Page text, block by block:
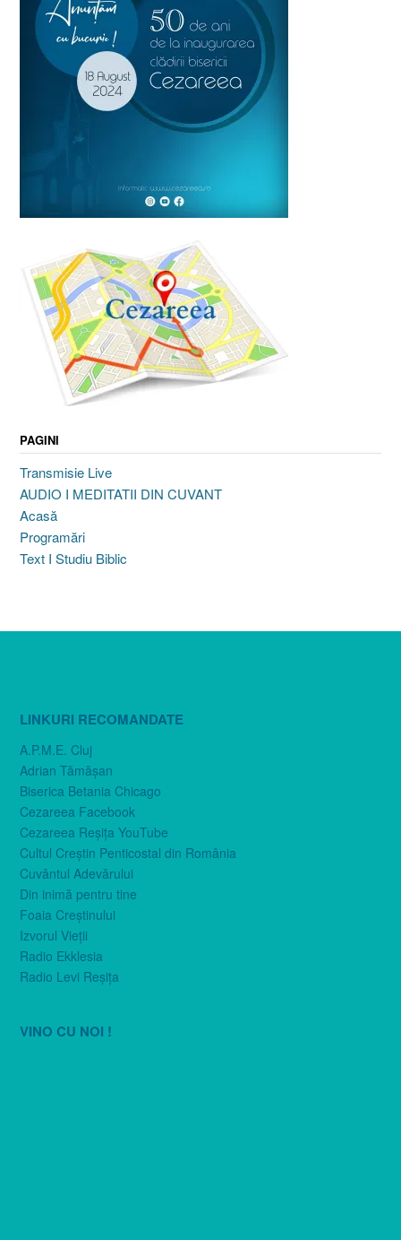
PAGINI
Transmisie Live
AUDIO I MEDITATII DIN CUVANT
Acasă
Programări
Text I Studiu Biblic
LINKURI RECOMANDATE
A.P.M.E. Cluj
Adrian Tămăşan
Biserica Betania Chicago
Cezareea Facebook
Cezareea Reşiţa YouTube
Cultul Creştin Penticostal din România
Cuvântul Adevărului
Din inimă pentru tine
Foaia Creştinului
Izvorul Vieţii
Radio Ekklesia
Radio Levi Reşiţa
VINO CU NOI !